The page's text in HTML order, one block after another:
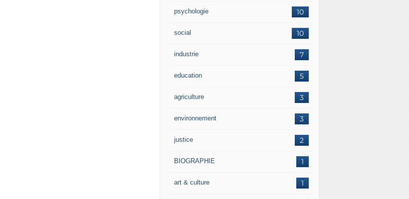
10
psychologie
10
social
7
industrie
5
education
3
agriculture
3
environnement
2
justice
1
BIOGRAPHIE
1
art & culture